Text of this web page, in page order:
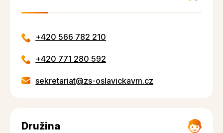
+420 566 782 210
+420 771 280 592
sekretariat@zs-oslavickavm.cz
Družina